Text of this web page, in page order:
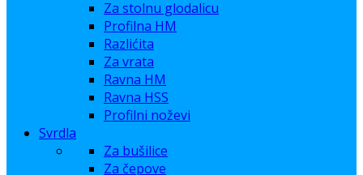
Za stolnu glodalicu
Profilna HM
Razlićita
Za vrata
Ravna HM
Ravna HSS
Profilni noževi
Svrdla
Za bušilice
Za čepove